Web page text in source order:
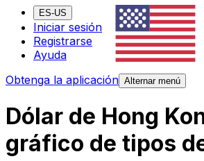
ES-US
Iniciar sesión
Registrarse
Ayuda
Obtenga la aplicación Alternar menú
Dólar de Hong
gráfico de tipos